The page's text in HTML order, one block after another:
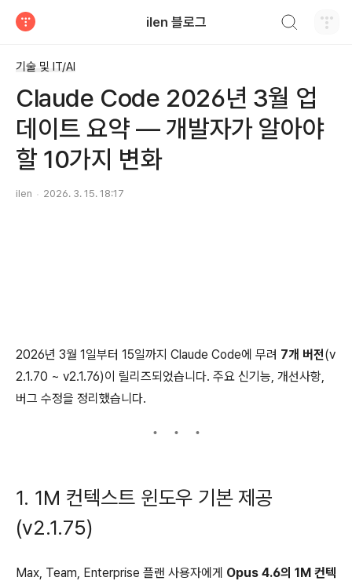
ilen 블로그
기술 및 IT/AI
Claude Code 2026년 3월 업
데이트 요약 — 개발자가 알아야
할 10가지 변화
ilen 2026. 3. 15. 18:17
2026년 3월 1일부터 15일까지 Claude Code에 무려 7개 버전(v
2.1.70 ~ v2.1.76)이 릴리즈되었습니다. 주요 신기능, 개선사항,
버그 수정을 정리했습니다.
1. 1M 컨텍스트 윈도우 기본 제공
(v2.1.75)
Max, Team, Enterprise 플랜 사용자에게 Opus 4.6의 1M 컨텍